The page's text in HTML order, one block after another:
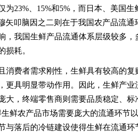
为23%、15%和5%，而日本、美国
矢叩脑因之二则在于我国农产品流
，我国生鲜产品流通体系层级较多
损耗。
费者需求刚性，生鲜具有较高的复
更具明显带动作用。因此，生鲜产
大，终端零售商则需要品质稳定、
鲜农产品市场需要庞大的流通环节
与落后的冷链建设使得生鲜在流通